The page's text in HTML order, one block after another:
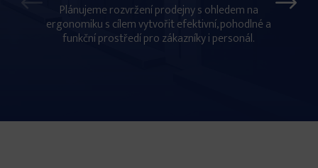
Plánujeme rozvržení prodejny s ohledem na
ergonomiku s cílem vytvořit efektivní, pohodlné a
funkční prostředí pro zákazníky i personál.